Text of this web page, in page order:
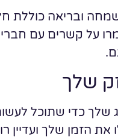
ובריאה כוללת
על קשרים עם
שלך
שלך כדי שתוכל
הזמן שלך ועדיין